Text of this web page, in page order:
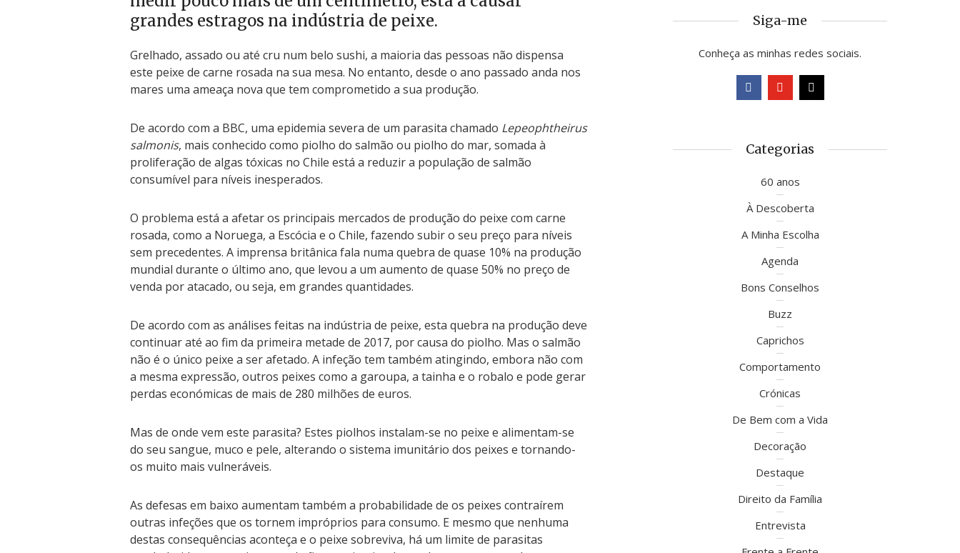
grandes estragos na indústria de peixe.
Grelhado, assado ou até cru num belo sushi, a maioria das pessoas não dispensa
este peixe de carne rosada na sua mesa. No entanto, desde o ano passado anda nos
mares uma ameaça nova que tem comprometido a sua produção.
De acordo com a BBC, uma epidemia severa de um parasita chamado Lepeophtheirus
salmonis, mais conhecido como piolho do salmão ou piolho do mar, somada à
proliferação de algas tóxicas no Chile está a reduzir a população de salmão
consumível para níveis inesperados.
O problema está a afetar os principais mercados de produção do peixe com carne
rosada, como a Noruega, a Escócia e o Chile, fazendo subir o seu preço para níveis
sem precedentes. A imprensa britânica fala numa quebra de quase 10% na produção
mundial durante o último ano, que levou a um aumento de quase 50% no preço de
venda por atacado, ou seja, em grandes quantidades.
De acordo com as análises feitas na indústria de peixe, esta quebra na produção deve
continuar até ao fim da primeira metade de 2017, por causa do piolho. Mas o salmão
não é o único peixe a ser afetado. A infeção tem também atingindo, embora não com
a mesma expressão, outros peixes como a garoupa, a tainha e o robalo e pode gerar
perdas económicas de mais de 280 milhões de euros.
Mas de onde vem este parasita? Estes piolhos instalam-se no peixe e alimentam-se
do seu sangue, muco e pele, alterando o sistema imunitário dos peixes e tornando-
os muito mais vulneráveis.
As defesas em baixo aumentam também a probabilidade de os peixes contraírem
outras infeções que os tornem impróprios para consumo. E mesmo que nenhuma
destas consequências aconteça e o peixe sobreviva, há um limite de parasitas
Siga-me
Conheça as minhas redes sociais.
Categorias
60 anos
À Descoberta
A Minha Escolha
Agenda
Bons Conselhos
Buzz
Caprichos
Comportamento
Crónicas
De Bem com a Vida
Decoração
Destaque
Direito da Família
Entrevista